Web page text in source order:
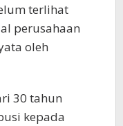
terlihat
perusahaan
oleh
30 tahun
kepada